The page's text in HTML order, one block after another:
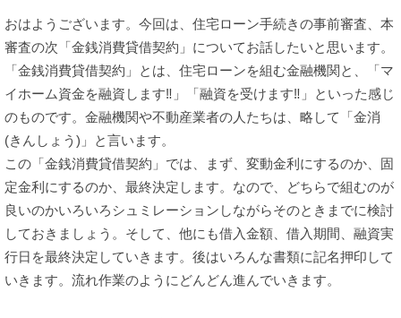
おはようございます。今回は、住宅ローン手続きの事前審査、本
審査の次「金銭消費貸借契約」についてお話したいと思います。
「金銭消費貸借契約」とは、住宅ローンを組む金融機関と、「マ
イホーム資金を融資します‼」「融資を受けます‼」といった感じ
のものです。金融機関や不動産業者の人たちは、略して「金消
(きんしょう)」と言います。
この「金銭消費貸借契約」では、まず、変動金利にするのか、固
定金利にするのか、最終決定します。なので、どちらで組むのが
良いのかいろいろシュミレーションしながらそのときまでに検討
しておきましょう。そして、他にも借入金額、借入期間、融資実
行日を最終決定していきます。後はいろんな書類に記名押印して
いきます。流れ作業のようにどんどん進んでいきます。